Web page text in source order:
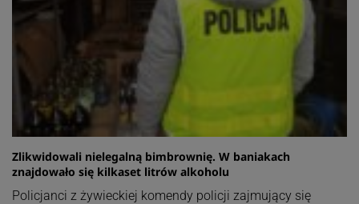
Zlikwidowali nielegalną bimbrownię. W baniakach
znajdowało się kilkaset litrów alkoholu
Policjanci z żywieckiej komendy policji zajmujący się